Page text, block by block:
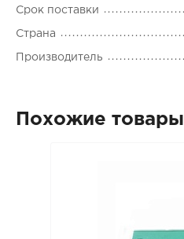
Срок поставки
Страна
Производитель
Похожие товары